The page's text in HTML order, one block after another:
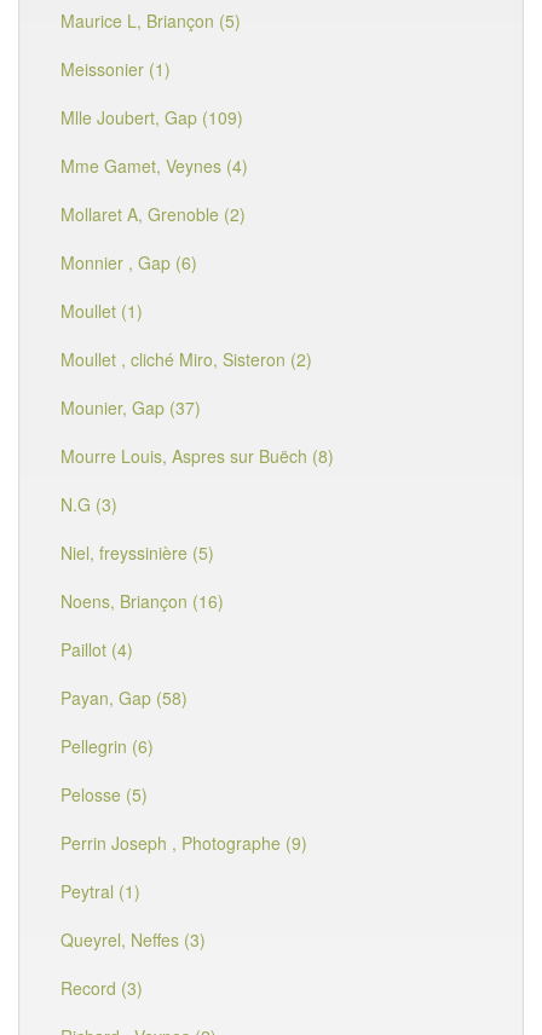
Maurice L, Briançon (5)
Meissonier (1)
Mlle Joubert, Gap (109)
Mme Gamet, Veynes (4)
Mollaret A, Grenoble (2)
Monnier , Gap (6)
Moullet (1)
Moullet , cliché Miro, Sisteron (2)
Mounier, Gap (37)
Mourre Louis, Aspres sur Buëch (8)
N.G (3)
Niel, freyssinière (5)
Noens, Briançon (16)
Paillot (4)
Payan, Gap (58)
Pellegrin (6)
Pelosse (5)
Perrin Joseph , Photographe (9)
Peytral (1)
Queyrel, Neffes (3)
Record (3)